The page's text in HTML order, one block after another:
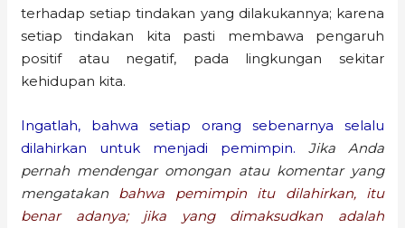
terhadap setiap tindakan yang dilakukannya; karena
setiap tindakan kita pasti membawa pengaruh
positif atau negatif, pada lingkungan sekitar
kehidupan kita.
Ingatlah, bahwa setiap orang sebenarnya selalu
dilahirkan untuk menjadi pemimpin.
Jika Anda
pernah mendengar omongan atau komentar yang
mengatakan bahwa pemimpin itu dilahirkan, itu
benar adanya; jika yang dimaksudkan adalah